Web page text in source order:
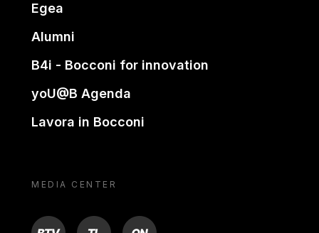
Egea
Alumni
B4i - Bocconi for innovation
yoU@B Agenda
Lavora in Bocconi
MEDIA CENTER
BTV TL ON